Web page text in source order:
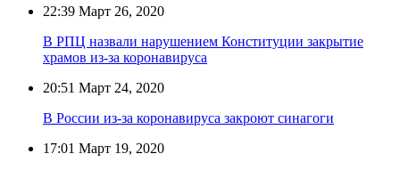
22:39 Март 26, 2020
В РПЦ назвали нарушением Конституции закрытие
храмов из-за коронавируса
20:51 Март 24, 2020
В России из-за коронавируса закроют синагоги
17:01 Март 19, 2020